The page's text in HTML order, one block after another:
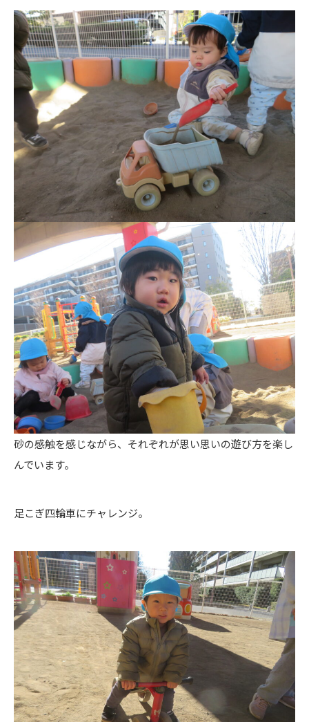
砂の感触を感じながら、それぞれが思い思いの遊び方を楽し
んでいます。
足こぎ四輪車にチャレンジ。